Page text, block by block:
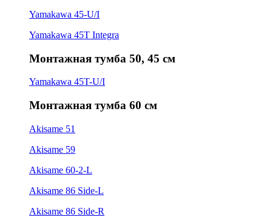
Yamakawa 45-U/I
Yamakawa 45T Integra
Монтажная тумба 50, 45 см
Yamakawa 45T-U/I
Монтажная тумба 60 см
Akisame 51
Akisame 59
Akisame 60-2-L
Akisame 86 Side-L
Akisame 86 Side-R